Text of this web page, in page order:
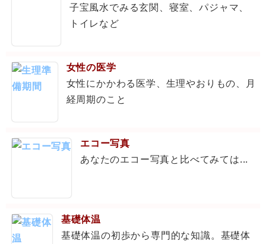
子宝風水でみる玄関、寝室、パジャマ、
トイレなど
女性の医学
女性にかかわる医学、生理やおりもの、月
経周期のこと
エコー写真
あなたのエコー写真と比べてみては...
基礎体温
基礎体温の初歩から専門的な知識。基礎体